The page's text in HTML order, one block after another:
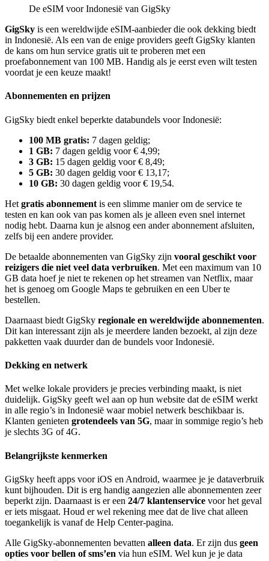
De eSIM voor Indonesië van GigSky
GigSky is een wereldwijde eSIM-aanbieder die ook dekking biedt
in Indonesië. Als een van de enige providers geeft GigSky klanten
de kans om hun service gratis uit te proberen met een
proefabonnement van 100 MB. Handig als je eerst even wilt testen
voordat je een keuze maakt!
Abonnementen en prijzen
GigSky biedt enkel beperkte databundels voor Indonesië:
100 MB gratis: 7 dagen geldig;
1 GB: 7 dagen geldig voor € 4,99;
3 GB: 15 dagen geldig voor € 8,49;
5 GB: 30 dagen geldig voor € 13,17;
10 GB: 30 dagen geldig voor € 19,54.
Het gratis abonnement is een slimme manier om de service te
testen en kan ook van pas komen als je alleen even snel internet
nodig hebt. Daarna kun je alsnog een ander abonnement afsluiten,
zelfs bij een andere provider.
De betaalde abonnementen van GigSky zijn vooral geschikt voor
reizigers die niet veel data verbruiken. Met een maximum van 10
GB data hoef je niet te rekenen op het streamen van Netflix, maar
het is genoeg om Google Maps te gebruiken en een Uber te
bestellen.
Daarnaast biedt GigSky regionale en wereldwijde abonnementen.
Dit kan interessant zijn als je meerdere landen bezoekt, al zijn deze
pakketten vaak duurder dan de bundels voor Indonesië.
Dekking en netwerk
Met welke lokale providers je precies verbinding maakt, is niet
duidelijk. GigSky geeft wel aan op hun website dat de eSIM werkt
in alle regio’s in Indonesië waar mobiel netwerk beschikbaar is.
Klanten genieten grotendeels van 5G, maar in sommige regio’s heb
je slechts 3G of 4G.
Belangrijkste kenmerken
GigSky heeft apps voor iOS en Android, waarmee je je dataverbruik
kunt bijhouden. Dit is erg handig aangezien alle abonnementen zeer
beperkt zijn. Daarnaast is er een 24/7 klantenservice voor het geval
er iets misgaat. Houd er wel rekening mee dat de live chat alleen
toegankelijk is vanaf de Help Center-pagina.
Alle GigSky-abonnementen bevatten alleen data. Er zijn dus geen
opties voor bellen of sms’en via hun eSIM. Wel kun je je data